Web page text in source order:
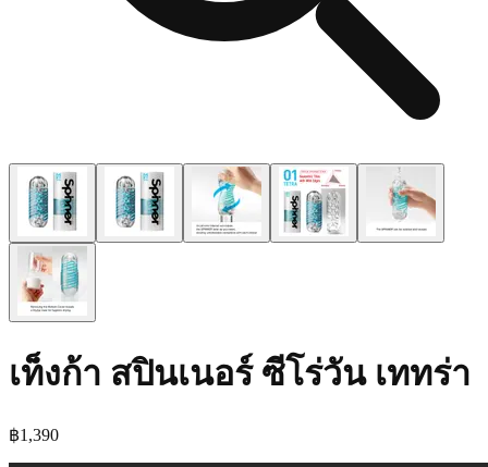
เท็งก้า สปินเนอร์ ซีโร่วัน เททร่า
฿1,390